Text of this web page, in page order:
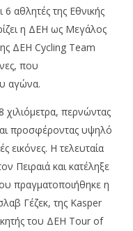
αθλητές της Εθνικής
η ΔΕΗ ως Μεγάλος
ΔΕΗ Cycling Team
που
αγώνα.
χιλιόμετρα, περνώντας
προσφέροντας υψηλό
εικόνες. Η τελευταία
Πειραιά και κατέληξε
πραγματοποιήθηκε η
Γέζεκ, της Kasper
του ΔΕΗ Tour of